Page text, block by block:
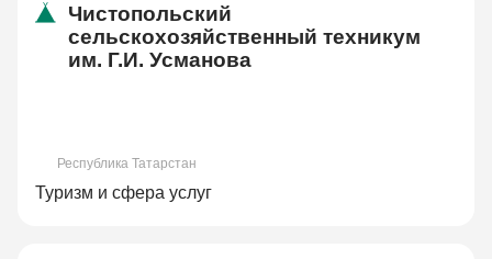
Чистопольский
сельскохозяйственный техникум
им. Г.И. Усманова
Республика Татарстан
Туризм и сфера услуг